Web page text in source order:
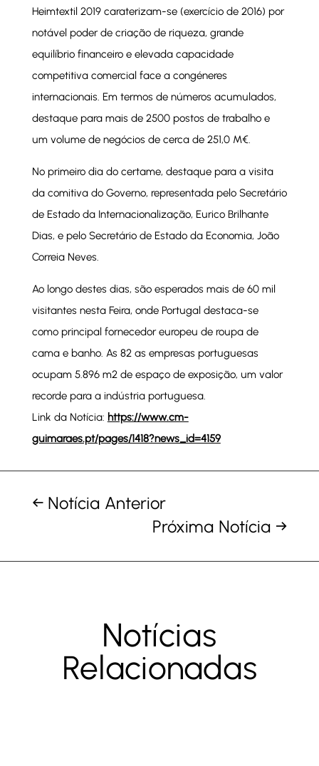
Heimtextil 2019 caraterizam-se (exercício de 2016) por
notável poder de criação de riqueza, grande
equilíbrio financeiro e elevada capacidade
competitiva comercial face a congéneres
internacionais. Em termos de números acumulados,
destaque para mais de 2500 postos de trabalho e
um volume de negócios de cerca de 251,0 M€.
No primeiro dia do certame, destaque para a visita
da comitiva do Governo, representada pelo Secretário
de Estado da Internacionalização, Eurico Brilhante
Dias, e pelo Secretário de Estado da Economia, João
Correia Neves.
Ao longo destes dias, são esperados mais de 60 mil
visitantes nesta Feira, onde Portugal destaca-se
como principal fornecedor europeu de roupa de
cama e banho. As 82 as empresas portuguesas
ocupam 5.896 m2 de espaço de exposição, um valor
recorde para a indústria portuguesa.
Link da Notícia: https://www.cm-
guimaraes.pt/pages/1418?news_id=4159
← Notícia Anterior
Próxima Notícia →
Notícias
Relacionadas